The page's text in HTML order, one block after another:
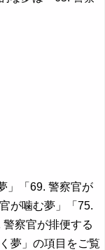
」「69. 警察官が
が噛む夢」「75.
察官が排便する
夢」の項目をご覧